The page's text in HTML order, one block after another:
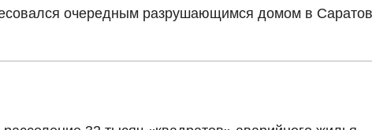
очередным разрушающимся домом в